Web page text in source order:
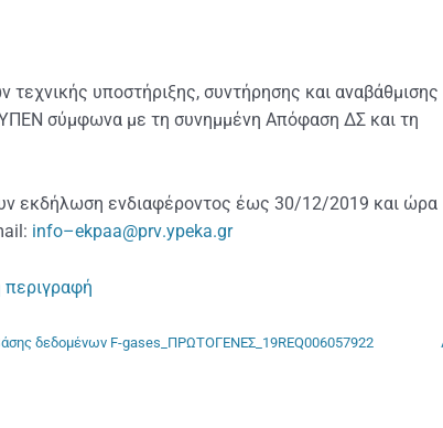
υποστήριξης, συντήρησης και αναβάθμισης
σύμφωνα με τη συνημμένη Απόφαση ΔΣ και τη
εκδήλωση ενδιαφέροντος έως 30/12/2019 και ώρα
: info–ekpaa@prv.ypeka.gr
περιγραφή
δεδομένων F-gases_ΠΡΩΤΟΓΕΝΕΣ_19REQ006057922